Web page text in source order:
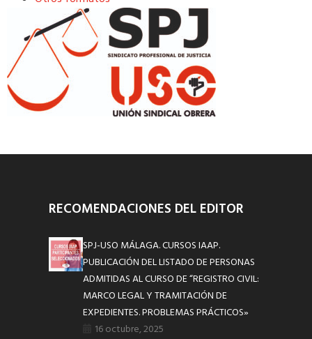
RECOMENDACIONES DEL EDITOR
SPJ-USO MÁLAGA. CURSOS IAAP.
PUBLICACIÓN DEL LISTADO DE PERSONAS
ADMITIDAS AL CURSO DE “REGISTRO CIVIL:
MARCO LEGAL Y TRAMITACIÓN DE
EXPEDIENTES. PROBLEMAS PRÁCTICOS»
16 octubre, 2025